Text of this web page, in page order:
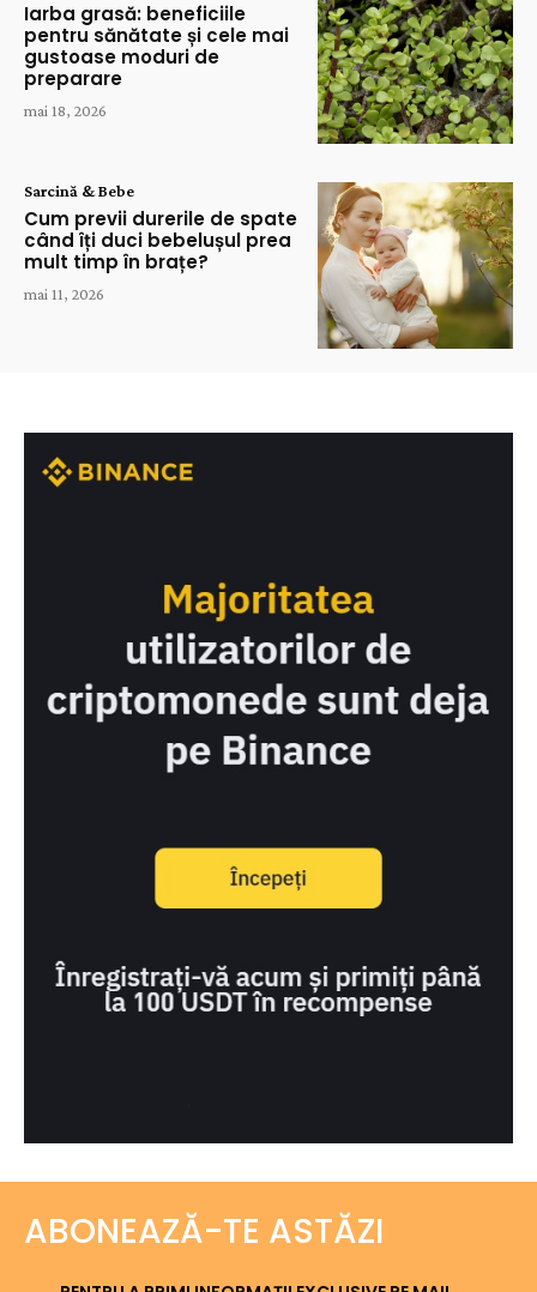
Iarba grasă: beneficiile
pentru sănătate și cele mai
gustoase moduri de
preparare
mai 18, 2026
Sarcină & Bebe
Cum previi durerile de spate
când îți duci bebelușul prea
mult timp în brațe?
mai 11, 2026
ABONEAZĂ-TE ASTĂZI